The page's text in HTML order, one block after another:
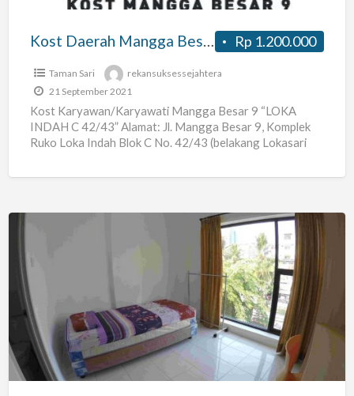
Rp 1.200.000
Kost Daerah Mangga Besar IX
Taman Sari
rekansuksessejahtera
21 September 2021
Kost Karyawan/Karyawati Mangga Besar 9 “LOKA
INDAH C 42/43” Alamat: Jl. Mangga Besar 9, Komplek
Ruko Loka Indah Blok C No. 42/43 (belakang Lokasari
Kost
Putri
Gunung
Sahari